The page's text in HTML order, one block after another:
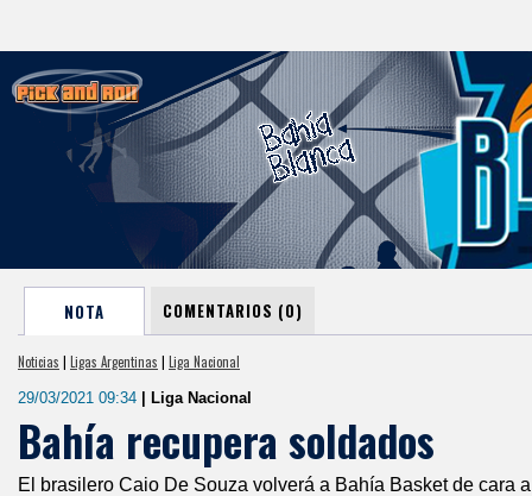
NOTA COMENTARIOS (0)
Noticias | Ligas Argentinas | Liga Nacional
29/03/2021 09:34 | Liga Nacional
Bahía recupera soldados
El brasilero Caio De Souza volverá a Bahía Basket de cara